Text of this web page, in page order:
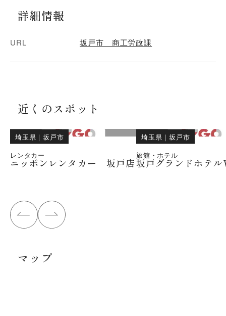
詳細情報
URL 坂戸市 商工労政課
近くのスポット
埼玉県 ｜坂戸市
レンタカー
ニッポンレンタカー 坂戸店
埼玉県 ｜坂戸市
旅館・ホテル
坂戸グランドホテ
マップ